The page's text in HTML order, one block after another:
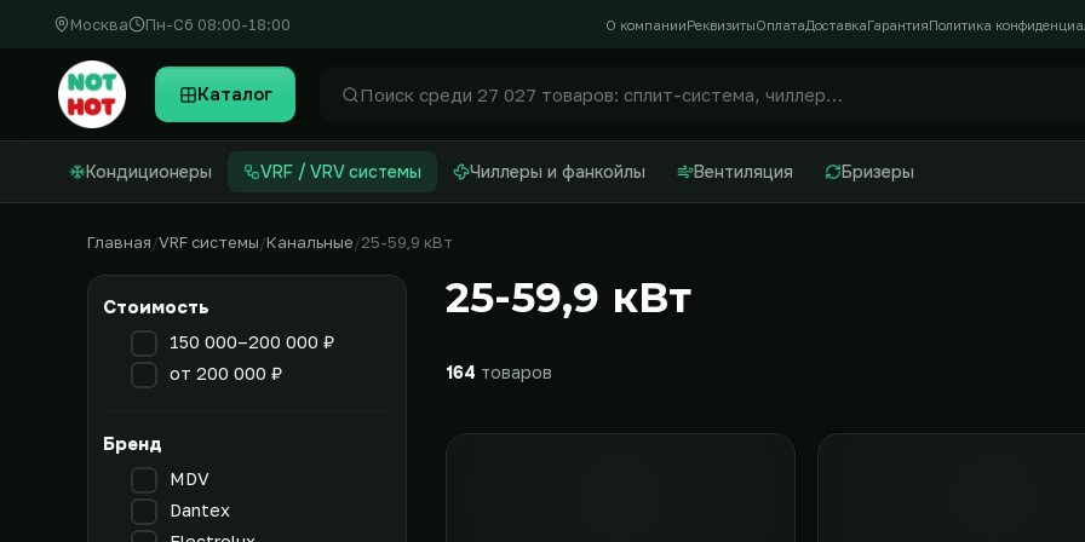
Москва Пн-Сб 08:00-18:00 О компанииРеквизитыОплатаДоставкаГарантияПолитика
Каталог Найти
Кондиционеры VRF / VRV системы Чиллеры и фанкойлы Вентиляция Бризеры
Главная VRF системы Канальные 25-59,9 кВт
Стоимость
150 000–200 000 ₽
от 200 000 ₽
Бренд
MDV
Dantex
25-59,9 кВт
164 товаров